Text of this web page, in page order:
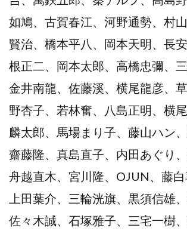
如鳩、古賀春江、河野通勢、村
賢治、橋本平八、岡本天明、長
根正二、岡本太郎、高橋忠彌、三
金井南龍、佐藤溪、横尾龍彦、
野杏子、若林奮、八島正明、横
麟太郎、馬場まり子、藤山ハン、
齋藤隆、真島直子、内田あぐり、
舟越直木、宮川隆、OJUN、藤白
上田葉介、三輪洸旗、黒須信雄、
佐々木誠、石塚雅子、三宅一樹、